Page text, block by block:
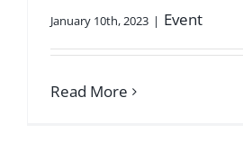
January 10th, 2023 | Event
Read More